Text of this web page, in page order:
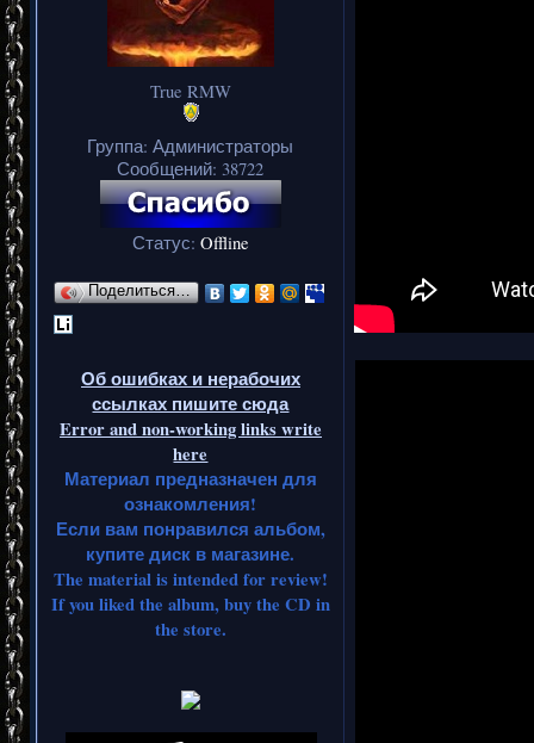
True RMW
Группа: Администраторы
Сообщений: 38722
Статус: Offline
Поделиться…
Об ошибках и нерабочих
ссылках пишите сюда
Error and non-working links write
here
Материал предназначен для
ознакомления!
Если вам понравился альбом,
купите диск в магазине.
The material is intended for review!
If you liked the album, buy the CD in
the store.